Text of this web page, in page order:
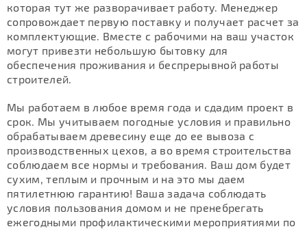
которая тут же разворачивает работу. Менеджер
сопровождает первую поставку и получает расчет за
комплектующие. Вместе с рабочими на ваш участок
могут привезти небольшую бытовку для
обеспечения проживания и беспрерывной работы
строителей.
Мы работаем в любое время года и сдадим проект в
срок. Мы учитываем погодные условия и правильно
обрабатываем древесину еще до ее вывоза с
производственных цехов, а во время строительства
соблюдаем все нормы и требования. Ваш дом будет
сухим, теплым и прочным и на это мы даем
пятилетнюю гарантию! Ваша задача соблюдать
условия пользования домом и не пренебрегать
ежегодными профилактическими мероприятиями по